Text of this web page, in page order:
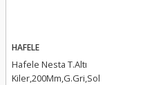
HAFELE
Hafele Nesta T.Altı
Kiler,200Mm,G.Gri,Sol